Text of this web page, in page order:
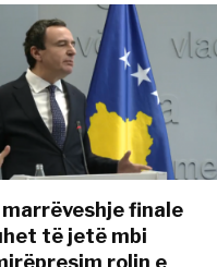
finale
të jetë mbi